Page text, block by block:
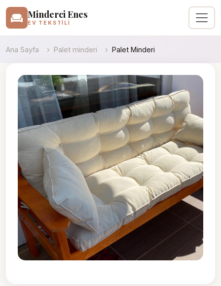
Minderci Enes
EV TEKSTILI
Ana Sayfa Palet minderi Palet Minderi